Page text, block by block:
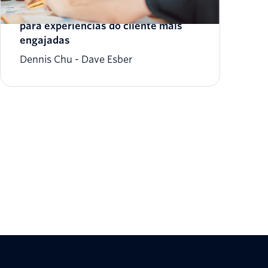
Como usar os botões do WhatsApp
para experiências do cliente mais
engajadas
Dennis Chu
Dave Esber